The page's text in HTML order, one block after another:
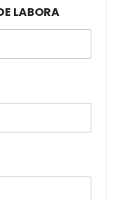
LABORA